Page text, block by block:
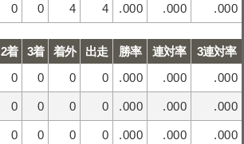
0 0 4 4 .000 .000 .000
2着 3着 着外 出走 勝率 連対率
3連対率
0 0 0 0 .000 .000 .000
0 0 0 0 .000 .000 .000
0 0 0 0 .000 .000 .000